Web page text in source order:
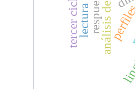
tercer ciclo